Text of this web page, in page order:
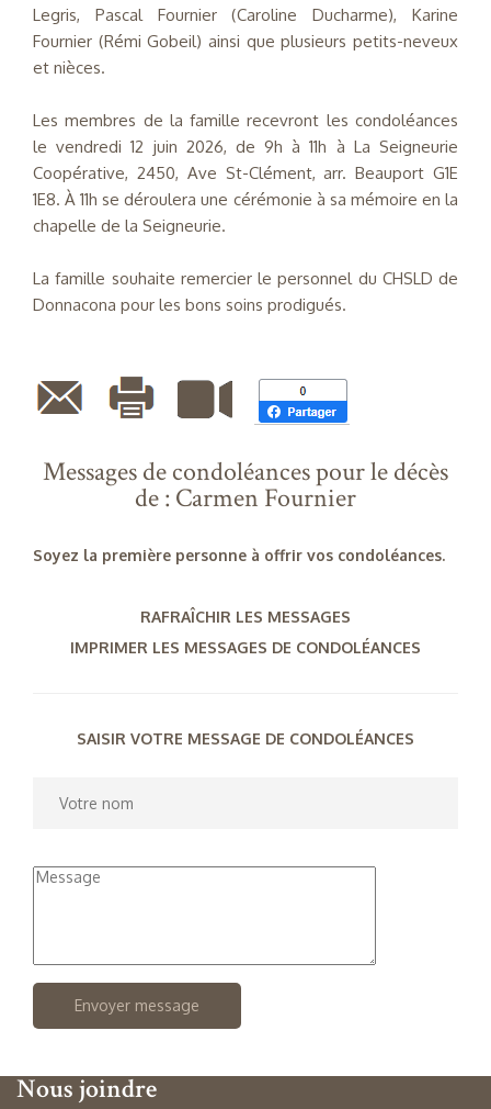
Legris, Pascal Fournier (Caroline Ducharme), Karine
Fournier (Rémi Gobeil) ainsi que plusieurs petits-neveux
et nièces.
Les membres de la famille recevront les condoléances
le vendredi 12 juin 2026, de 9h à 11h à La Seigneurie
Coopérative, 2450, Ave St-Clément, arr. Beauport G1E
1E8. À 11h se déroulera une cérémonie à sa mémoire en la
chapelle de la Seigneurie.
La famille souhaite remercier le personnel du CHSLD de
Donnacona pour les bons soins prodigués.
Messages de condoléances pour le décès
de : Carmen Fournier
Soyez la première personne à offrir vos condoléances.
RAFRAÎCHIR LES MESSAGES
IMPRIMER LES MESSAGES DE CONDOLÉANCES
SAISIR VOTRE MESSAGE DE CONDOLÉANCES
Nous joindre